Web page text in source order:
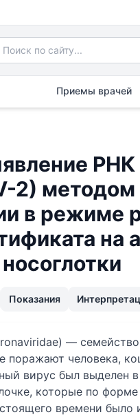
Приемы врачей
РНК
2)
в режиме
на
Показания
—
поражают человека,
вирус был выделен
которые по
времени было